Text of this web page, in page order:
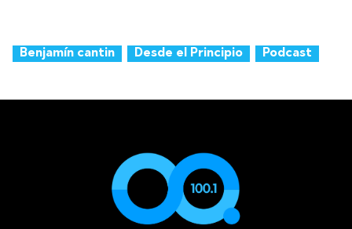
Benjamín cantin Desde el Principio Podcast